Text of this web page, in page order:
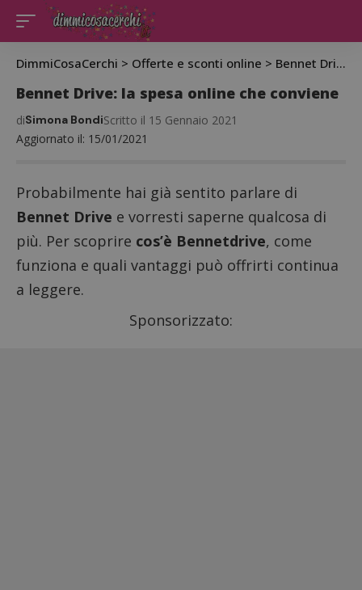
DimmiCosaCerchi > Offerte e sconti online > Bennet Drive: la spesa online che conviene
Bennet Drive: la spesa online che conviene
Aggiornato il: 15/01/2021
diSimona BondiScritto il 15 Gennaio 2021
Probabilmente hai già sentito parlare di
Bennet Drive e vorresti saperne qualcosa di
più. Per scoprire cos’è Bennetdrive, come
funziona e quali vantaggi può offrirti continua
a leggere.
Sponsorizzato: